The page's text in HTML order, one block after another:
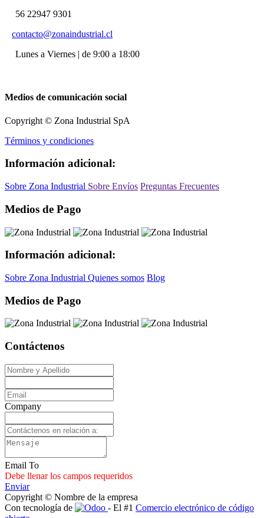
56 22947 9301
contacto@zonaindustrial.cl
Lunes a Viernes | de 9:00 a 18:00
Medios de comunicación social
Copyright © Zona Industrial SpA
Términos y condiciones
Información adicional:
Sobre Zona Industrial Sobre Envíos Preguntas Frecuentes
Medios de Pago
Información adicional:
Sobre Zona Industrial Quienes somos Blog
Medios de Pago
Contáctenos
Company
Email To
Debe llenar los campos requeridos
Enviar
Copyright © Nombre de la empresa
Con tecnología de
- El #1 Comercio electrónico de código